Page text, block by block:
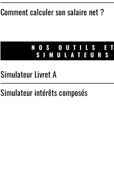
Comment calculer son salaire net ?
NOS OUTILS ET
SIMULATEURS
Simulateur Livret A
Simulateur intérêts composés